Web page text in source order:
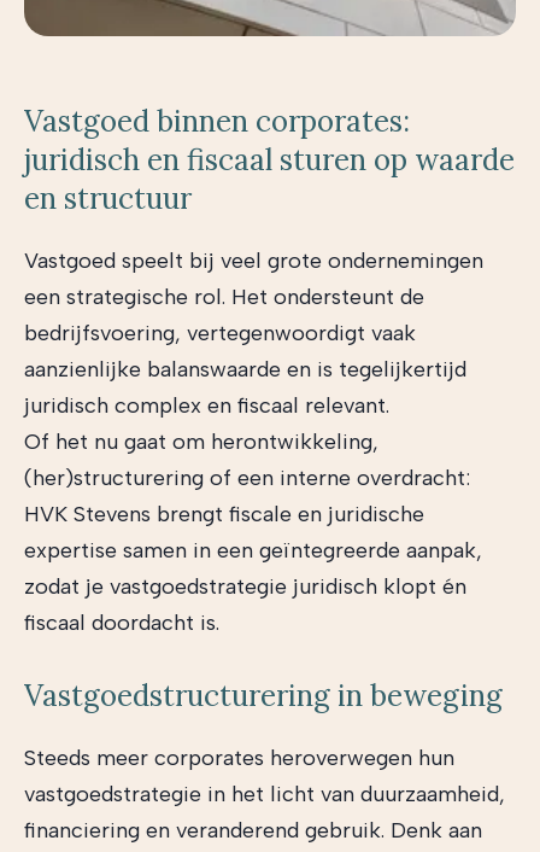
Vastgoed binnen corporates:
juridisch en fiscaal sturen op waarde
en structuur
Vastgoed speelt bij veel grote ondernemingen
een strategische rol. Het ondersteunt de
bedrijfsvoering, vertegenwoordigt vaak
aanzienlijke balanswaarde en is tegelijkertijd
juridisch complex en fiscaal relevant.
Of het nu gaat om herontwikkeling,
(her)structurering of een interne overdracht:
HVK Stevens brengt fiscale en juridische
expertise samen in een geïntegreerde aanpak,
zodat je vastgoedstrategie juridisch klopt én
fiscaal doordacht is.
Vastgoedstructurering in beweging
Steeds meer corporates heroverwegen hun
vastgoedstrategie in het licht van duurzaamheid,
financiering en veranderend gebruik. Denk aan